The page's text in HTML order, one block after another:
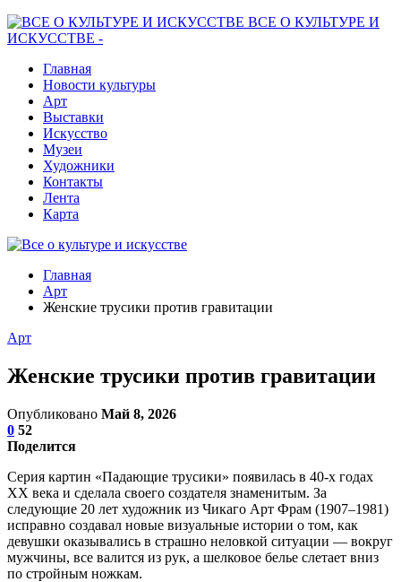
ВСЕ О КУЛЬТУРЕ И
ИСКУССТВЕ -
Главная
Новости культуры
Арт
Выставки
Искусство
Музеи
Художники
Контакты
Лента
Карта
Главная
Арт
Женские трусики против гравитации
Арт
Женские трусики против гравитации
Опубликовано Май 8, 2026
0 52
Поделится
Серия картин «Падающие трусики» появилась в 40-х годах
XX века и сделала своего создателя знаменитым. За
следующие 20 лет художник из Чикаго Арт Фрам (1907–1981)
исправно создавал новые визуальные истории о том, как
девушки оказывались в страшно неловкой ситуации — вокруг
мужчины, все валится из рук, а шелковое белье слетает вниз
по стройным ножкам.